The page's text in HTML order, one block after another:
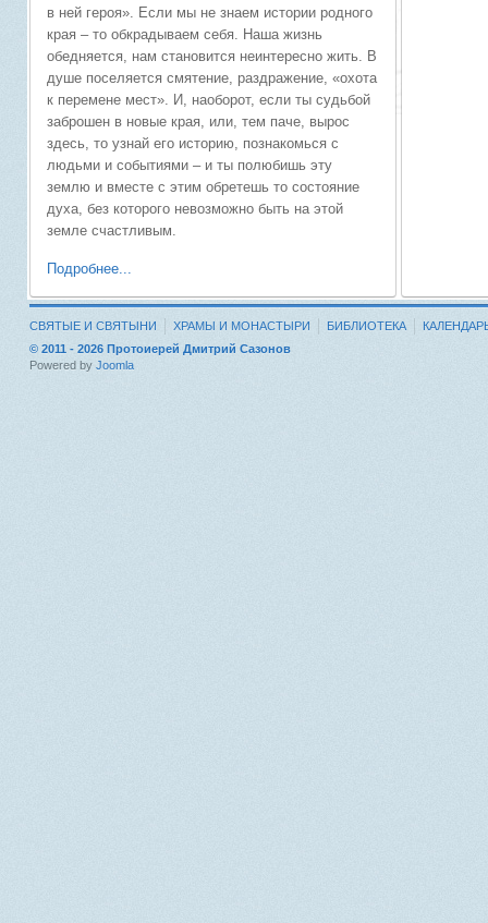
в ней героя». Если мы не знаем истории родного
края – то обкрадываем себя. Наша жизнь
обедняется, нам становится неинтересно жить. В
душе поселяется смятение, раздражение, «охота
к перемене мест». И, наоборот, если ты судьбой
заброшен в новые края, или, тем паче, вырос
здесь, то узнай его историю, познакомься с
людьми и событиями – и ты полюбишь эту
землю и вместе с этим обретешь то состояние
духа, без которого невозможно быть на этой
земле счастливым.
Подробнее...
СВЯТЫЕ И СВЯТЫНИ ХРАМЫ И МОНАСТЫРИ БИБЛИОТЕКА
© 2011 - 2026 Протоиерей Дмитрий Сазонов
Powered by Joomla